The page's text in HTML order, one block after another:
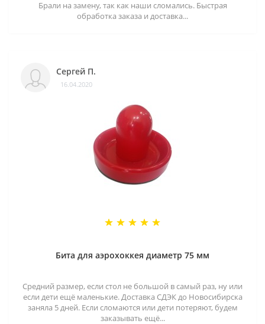
Брали на замену, так как наши сломались. Быстрая
обработка заказа и доставка...
Сергей П.
16.04.2020
Бита для аэрохоккея диаметр 75 мм
Средний размер, если стол не большой в самый раз, ну или
если дети ещё маленькие. Доставка СДЭК до Новосибирска
заняла 5 дней. Если сломаются или дети потеряют, будем
заказывать ещё...